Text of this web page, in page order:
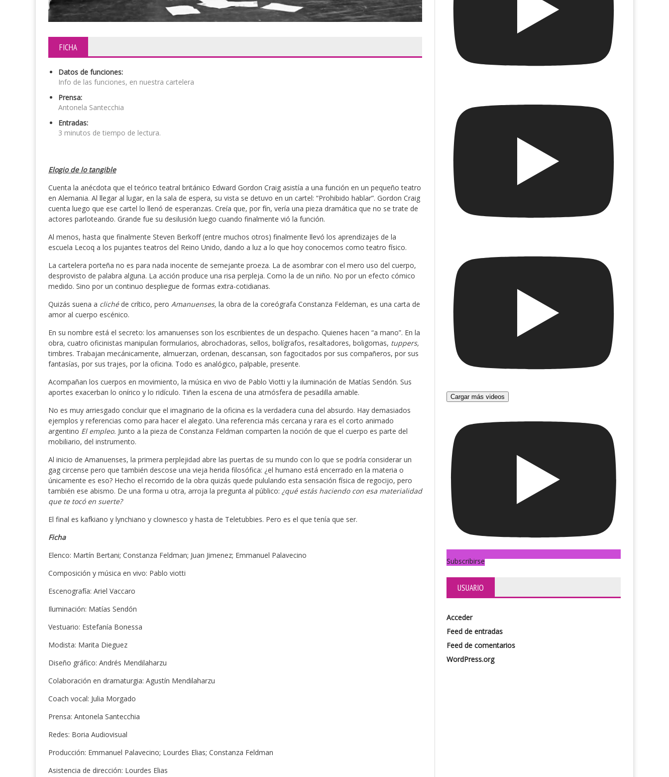
FICHA
Datos de funciones:
Info de las funciones, en nuestra cartelera
Prensa:
Antonela Santecchia
Entradas:
3 minutos de tiempo de lectura.
Elogio de lo tangible
Cuenta la anécdota que el teórico teatral británico Edward Gordon Craig asistía a una función en un pequeño teatro
en Alemania. Al llegar al lugar, en la sala de espera, su vista se detuvo en un cartel: “Prohibido hablar”. Gordon Craig
cuenta luego que ese cartel lo llenó de esperanzas. Creía que, por fín, vería una pieza dramática que no se trate de
actores parloteando. Grande fue su desilusión luego cuando finalmente vió la función.
Al menos, hasta que finalmente Steven Berkoff (entre muchos otros) finalmente llevó los aprendizajes de la
escuela Lecoq a los pujantes teatros del Reino Unido, dando a luz a lo que hoy conocemos como teatro físico.
La cartelera porteña no es para nada inocente de semejante proeza. La de asombrar con el mero uso del cuerpo,
desprovisto de palabra alguna. La acción produce una risa perpleja. Como la de un niño. No por un efecto cómico
medido. Sino por un continuo despliegue de formas extra-cotidianas.
Quizás suena a cliché de crítico, pero Amanuenses, la obra de la coreógrafa Constanza Feldeman, es una carta de
amor al cuerpo escénico.
En su nombre está el secreto: los amanuenses son los escribientes de un despacho. Quienes hacen “a mano”. En la
obra, cuatro oficinistas manipulan formularios, abrochadoras, sellos, bolígrafos, resaltadores, boligomas, tuppers,
timbres. Trabajan mecánicamente, almuerzan, ordenan, descansan, son fagocitados por sus compañeros, por sus
fantasías, por sus trajes, por la oficina. Todo es analógico, palpable, presente.
Acompañan los cuerpos en movimiento, la música en vivo de Pablo Viotti y la iluminación de Matías Sendón. Sus
aportes exacerban lo onírico y lo ridículo. Tiñen la escena de una atmósfera de pesadilla amable.
No es muy arriesgado concluir que el imaginario de la oficina es la verdadera cuna del absurdo. Hay demasiados
ejemplos y referencias como para hacer el alegato. Una referencia más cercana y rara es el corto animado
argentino El empleo. Junto a la pieza de Constanza Feldman comparten la noción de que el cuerpo es parte del
mobiliario, del instrumento.
Al inicio de Amanuenses, la primera perplejidad abre las puertas de su mundo con lo que se podría considerar un
gag circense pero que también descose una vieja herida filosófica: ¿el humano está encerrado en la materia o
únicamente es eso? Hecho el recorrido de la obra quizás quede pululando esta sensación física de regocijo, pero
también ese abismo. De una forma u otra, arroja la pregunta al público: ¿qué estás haciendo con esa materialidad
que te tocó en suerte?
El final es kafkiano y lynchiano y clownesco y hasta de Teletubbies. Pero es el que tenía que ser.
Ficha
Elenco: Martín Bertani; Constanza Feldman; Juan Jimenez; Emmanuel Palavecino
Composición y música en vivo: Pablo viotti
Escenografía: Ariel Vaccaro
Iluminación: Matías Sendón
Vestuario: Estefanía Bonessa
Modista: Marita Dieguez
Diseño gráfico: Andrés Mendilaharzu
Colaboración en dramaturgia: Agustín Mendilaharzu
Coach vocal: Julia Morgado
Prensa: Antonela Santecchia
Redes: Boria Audiovisual
Producción: Emmanuel Palavecino; Lourdes Elias; Constanza Feldman
Asistencia de dirección: Lourdes Elias
Cargar más videos
Subscribirse
USUARIO
Acceder
Feed de entradas
Feed de comentarios
WordPress.org